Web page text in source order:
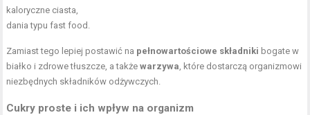
kaloryczne ciasta,
dania typu fast food.
Zamiast tego lepiej postawić na pełnowartościowe składniki bogate w
białko i zdrowe tłuszcze, a takżewarzywa , które dostarczą organizmowi
niezbędnych składników odżywczych.
Cukry proste i ich wpływ na organizm